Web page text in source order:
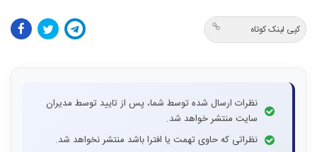
کپی لینک کوتاه
نظرات ارسال شده توسط شما، پس از تایید توسط مدیران
سایت منتشر خواهد شد.
نظراتی که حاوی تهمت یا افترا باشد منتشر نخواهد شد.